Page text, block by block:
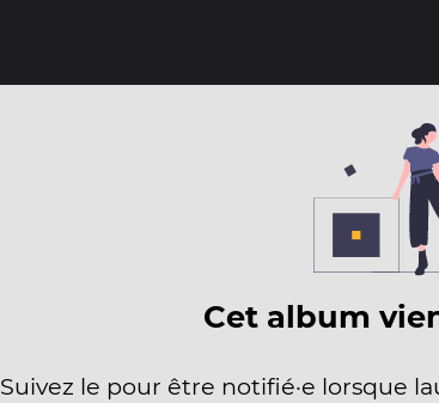
Cet album
Suivez le pour être notifié·e lorsque